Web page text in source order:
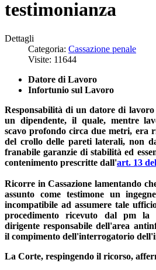
testimonianza
Dettagli
Categoria: Cassazione penale
Visite: 11644
Datore di Lavoro
Infortunio sul Lavoro
Responsabilità di un datore di
un dipendente, il quale, mentre
scavo profondo circa due metri, era
del crollo delle pareti laterali, non
franabile garanzie di stabilità ed
contenimento prescritte dall'art. 13
Ricorre in Cassazione lamentando
assunto come testimone un
incompatibile ad assumere tale
procedimento ricevuto dal pm la
dirigente responsabile dell'area
il compimento dell'interrogatorio
La Corte, respingendo il ricorso,